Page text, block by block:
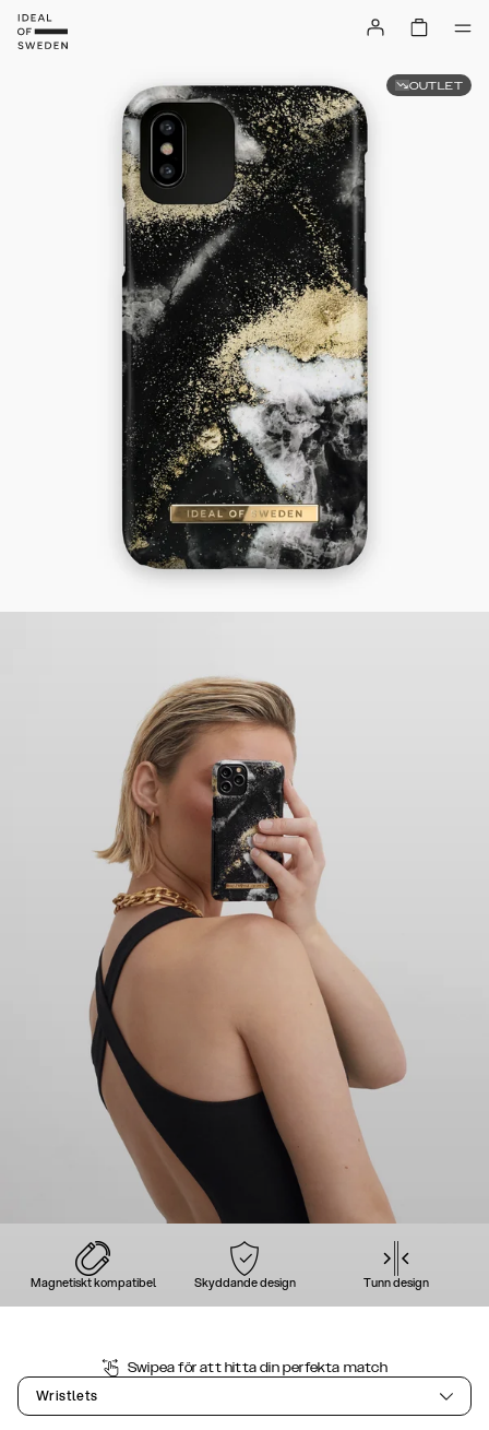
Magnetiskt kompatibel Skyddande design Tunn design
Swipea för att hitta din perfekta match
Wristlets
OUTLET